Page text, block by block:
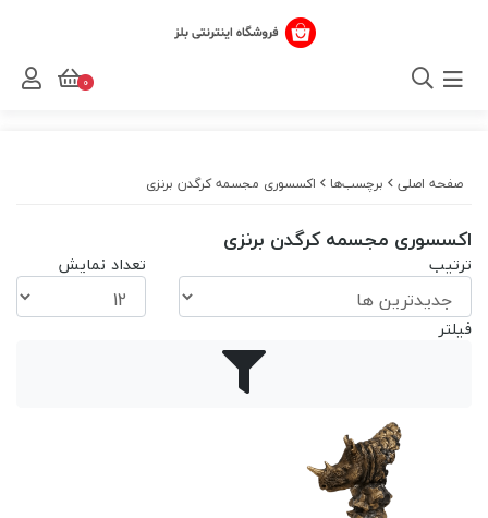
صفحه اصلی برچسب‌ها اکسسوری مجسمه کرگدن برنزی
اکسسوری مجسمه کرگدن برنزی
ترتیب تعداد نمایش
فیلتر
0